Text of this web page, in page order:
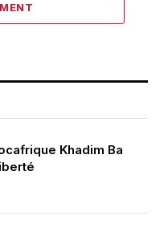
Khadim Ba